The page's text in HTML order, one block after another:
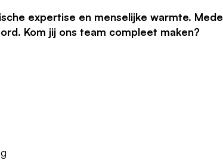
expertise en menselijke warmte. Mede
Kom jij ons team compleet maken?